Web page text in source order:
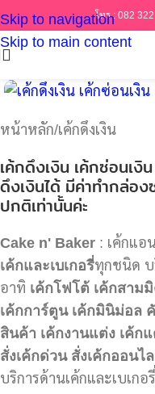
Skip to navigation
Skip to main content
โทร : 082
หน้าหลัก/เค้กดึงเงิน
เค้กดึงเงิน เค้กซ่อนเงิ
ดึงเงินได้ มีค่าทำกล่อง
ปกติเท่านั้นค่ะ
Cake n' Baker : เค้กแอ
เค้กและเบเกอรี่ทุกชนิด บ
อาทิ เค้กโฟโต้ เค้กสาม
เค้กการ์ตูน เค้กมินิม่อล
สินค้า เค้กงานแต่ง เค้ก
สั่งเค้กด่วน สั่งเค้กออนไ
บริการด้านเค้กและเบเกอ